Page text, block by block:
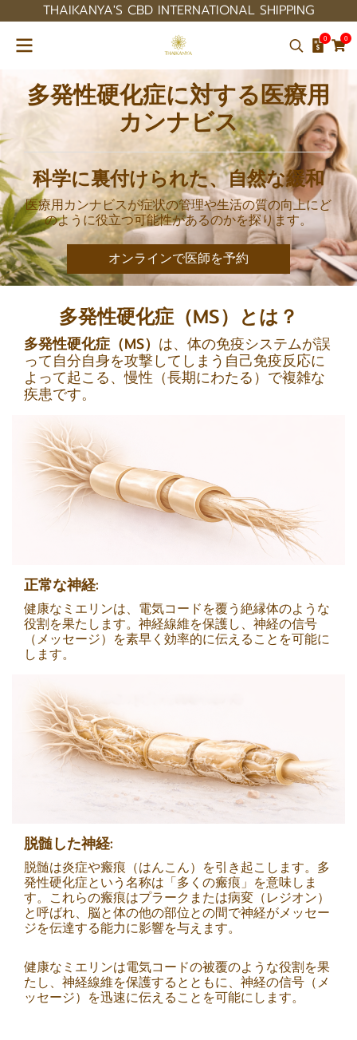
THAIKANYA'S CBD INTERNATIONAL SHIPPING
0 0
多発性硬化症に対する医療用
カンナビス
科学に裏付けられた、自然な緩和
医療用カンナビスが症状の管理や生活の質の向上にど
のように役立つ可能性があるのかを探ります。
オンラインで医師を予約
多発性硬化症（MS）とは？
多発性硬化症（MS） は、体の免疫システムが誤
って自分自身を攻撃してしまう自己免疫反応に
よって起こる、慢性（長期にわたる）で複雑な
疾患です。
正常な神経:
健康なミエリンは、電気コードを覆う絶縁体のような
役割を果たします。神経線維を保護し、神経の信号
（メッセージ）を素早く効率的に伝えることを可能に
します。
脱髄した神経:
脱髄は炎症や瘢痕（はんこん）を引き起こします。多
発性硬化症という名称は「多くの瘢痕」を意味しま
す。これらの瘢痕はプラークまたは病変（レジオン）
と呼ばれ、脳と体の他の部位との間で神経がメッセー
ジを伝達する能力に影響を与えます。
健康なミエリンは電気コードの被覆のような役割を果
たし、神経線維を保護するとともに、神経の信号（メ
ッセージ）を迅速に伝えることを可能にします。